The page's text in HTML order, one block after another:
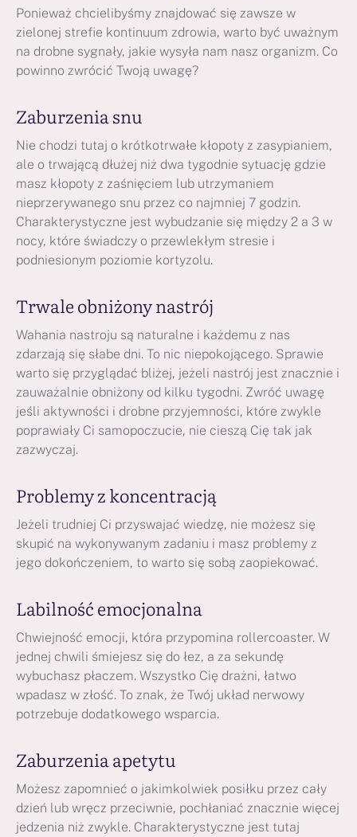
Ponieważ chcielibyśmy znajdować się zawsze w
zielonej strefie kontinuum zdrowia, warto być uważnym
na drobne sygnały, jakie wysyła nam nasz organizm. Co
powinno zwrócić Twoją uwagę?
Zaburzenia snu
Nie chodzi tutaj o krótkotrwałe kłopoty z zasypianiem,
ale o trwającą dłużej niż dwa tygodnie sytuację gdzie
masz kłopoty z zaśnięciem lub utrzymaniem
nieprzerywanego snu przez co najmniej 7 godzin.
Charakterystyczne jest wybudzanie się między 2 a 3 w
nocy, które świadczy o przewlekłym stresie i
podniesionym poziomie kortyzolu.
Trwale obniżony nastrój
Wahania nastroju są naturalne i każdemu z nas
zdarzają się słabe dni. To nic niepokojącego. Sprawie
warto się przyglądać bliżej, jeżeli nastrój jest znacznie i
zauważalnie obniżony od kilku tygodni. Zwróć uwagę
jeśli aktywności i drobne przyjemności, które zwykle
poprawiały Ci samopoczucie, nie cieszą Cię tak jak
zazwyczaj.
Problemy z koncentracją
Jeżeli trudniej Ci przyswajać wiedzę, nie możesz się
skupić na wykonywanym zadaniu i masz problemy z
jego dokończeniem, to warto się sobą zaopiekować.
Labilność emocjonalna
Chwiejność emocji, która przypomina rollercoaster. W
jednej chwili śmiejesz się do łez, a za sekundę
wybuchasz płaczem. Wszystko Cię drażni, łatwo
wpadasz w złość. To znak, że Twój układ nerwowy
potrzebuje dodatkowego wsparcia.
Zaburzenia apetytu
Możesz zapomnieć o jakimkolwiek posiłku przez cały
dzień lub wręcz przeciwnie, pochłaniać znacznie więcej
jedzenia niż zwykle. Charakterystyczne jest tutaj